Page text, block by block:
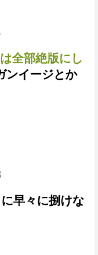
全部絶版にし
ンイージとか
早々に捌けな